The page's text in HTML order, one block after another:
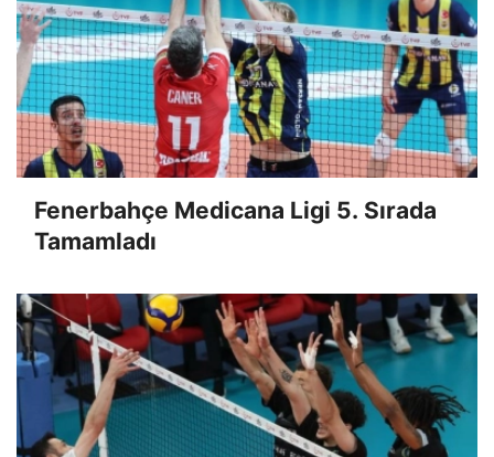
Fenerbahçe Medicana Ligi 5. Sırada
Tamamladı